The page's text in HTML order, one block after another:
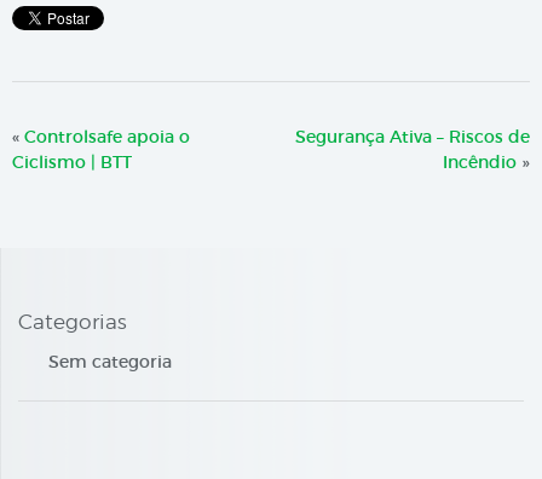
« Controlsafe apoia o
Ciclismo | BTT
Segurança Ativa – Riscos de
Incêndio »
Categorias
Sem categoria